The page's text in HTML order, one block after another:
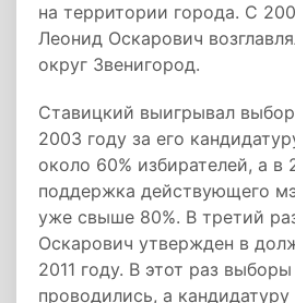
на территории города. С
Леонид Оскарович
округ Звенигород.
Ставицкий выигрывал
2003 году за его
около 60% избирателей, а в
поддержка действующего
уже свыше 80%. В третий
Оскарович утвержден в
2011 году. В этот раз
проводились, а кандидатуру